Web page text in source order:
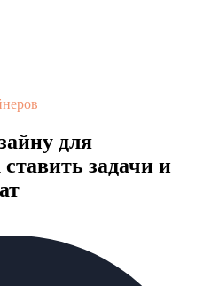
для
задачи и